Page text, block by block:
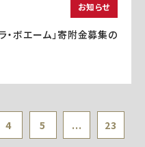
お知らせ
・ボエーム」寄附金募集の
4 5 ... 23